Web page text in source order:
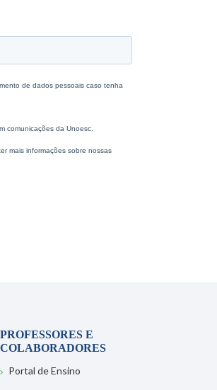
PROFESSORES E
COLABORADORES
Portal de Ensino